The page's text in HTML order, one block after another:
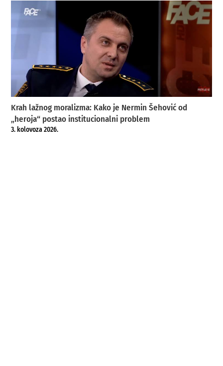
Krah lažnog moralizma: Kako je Nermin Šehović od
„heroja“ postao institucionalni problem
3. kolovoza 2026.